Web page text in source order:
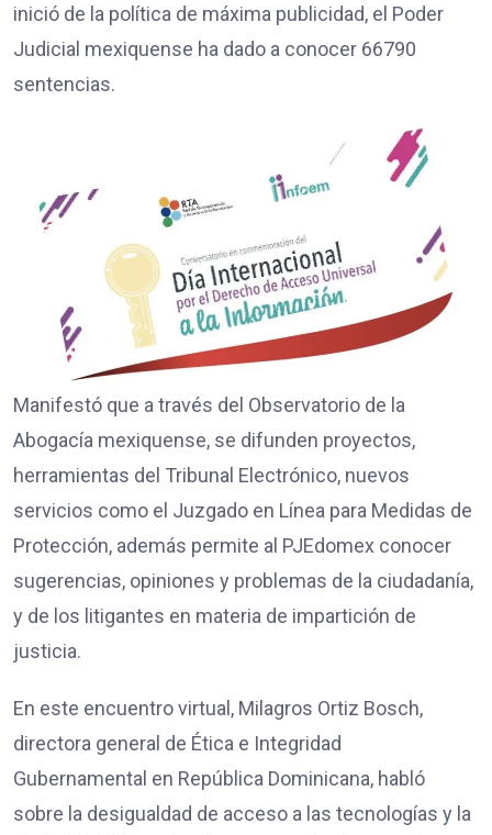
inició de la política de máxima publicidad, el Poder
Judicial mexiquense ha dado a conocer 66790
sentencias.
Manifestó que a través del Observatorio de la
Abogacía mexiquense, se difunden proyectos,
herramientas del Tribunal Electrónico, nuevos
servicios como el Juzgado en Línea para Medidas de
Protección, además permite al PJEdomex conocer
sugerencias, opiniones y problemas de la ciudadanía,
y de los litigantes en materia de impartición de
justicia.
En este encuentro virtual, Milagros Ortiz Bosch,
directora general de Ética e Integridad
Gubernamental en República Dominicana, habló
sobre la desigualdad de acceso a las tecnologías y la